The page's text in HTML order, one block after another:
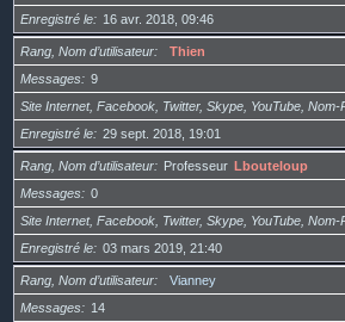
Enregistré le
16 avr. 2018, 09:46
Rang, Nom d’utilisateur
Thien
Messages
9
Site Internet, Facebook, Twitter, Skype, YouTube, Nom-
Enregistré le
29 sept. 2018, 19:01
Rang, Nom d’utilisateur Professeur Lbouteloup
Messages
0
Site Internet, Facebook, Twitter, Skype, YouTube, Nom-
Enregistré le
03 mars 2019, 21:40
Rang, Nom d’utilisateur
Vianney
Messages
14